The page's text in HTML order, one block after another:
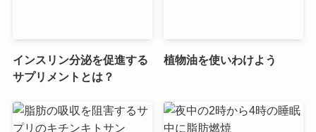
インスリン分泌を促進する
サプリメントとは？
植物油を使いわけよう